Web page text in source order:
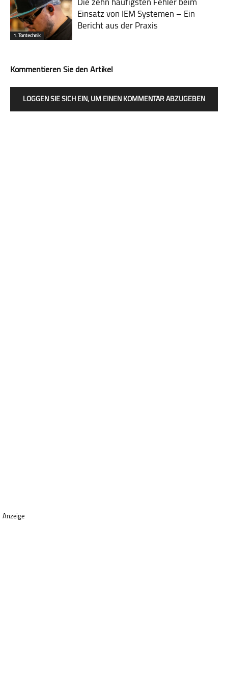
1. Tontechnik
Einsatz von IEM Systemen – Ein
Bericht aus der Praxis
Kommentieren Sie den Artikel
LOGGEN SIE SICH EIN, UM EINEN KOMMENTAR ABZUGEBEN
Anzeige